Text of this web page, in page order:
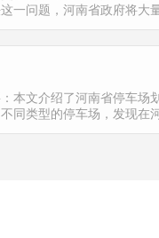
一问题，河南省政府将大
本文介绍了河南省停车场
同类型的停车场，发现在